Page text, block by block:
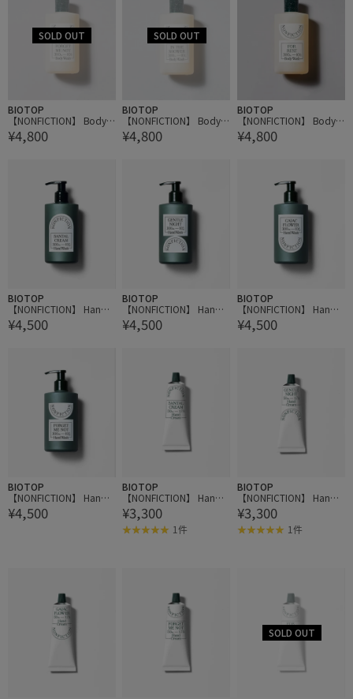
BIOTOP
【NONFICTION】 Body
Wash 300ml
¥4,800
BIOTOP
【NONFICTION】 Body
Wash 300ml
¥4,800
BIOTOP
【NONFICTION】 Body
Wash 300ml
¥4,800
BIOTOP
【NONFICTION】 Hand
Wash 300ml
¥4,500
BIOTOP
【NONFICTION】 Hand
Wash 300ml
¥4,500
BIOTOP
【NONFICTION】 Hand
Wash 300ml
¥4,500
BIOTOP
【NONFICTION】 Hand
Wash 300ml
¥4,500
BIOTOP
【NONFICTION】 Hand
Cream 50ml
¥3,300
1件
BIOTOP
【NONFICTION】 Hand
Cream 50ml
¥3,300
1件